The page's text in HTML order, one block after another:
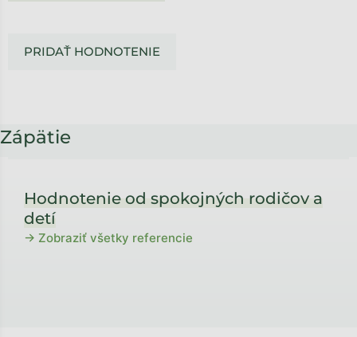
PRIDAŤ HODNOTENIE
Zápätie
Hodnotenie od spokojných rodičov a
detí
→ Zobraziť všetky referencie